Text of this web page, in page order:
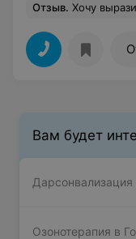
Отзыв. Хочу выразить
Вам будет
Озонотерапия в